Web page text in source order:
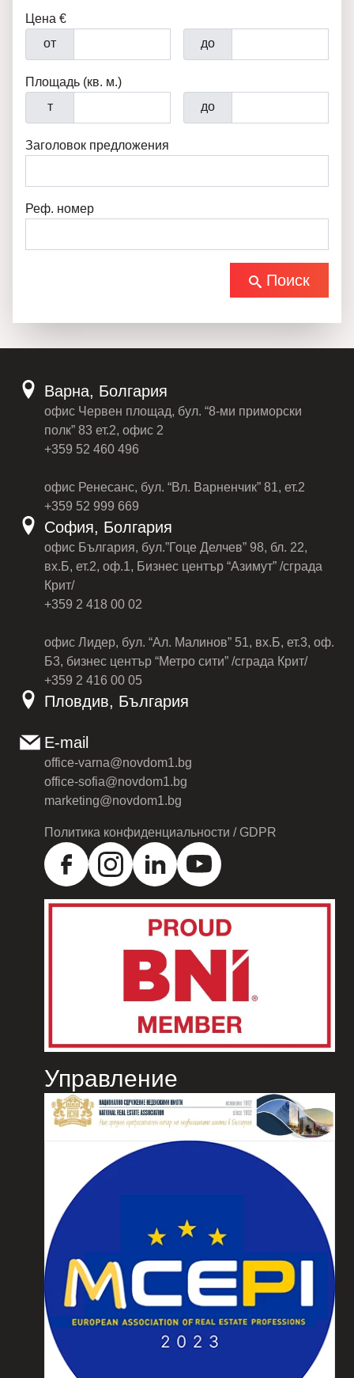
Цена €
от
до
Площадь (кв. м.)
т
до
Заголовок предложения
Реф. номер
Поиск
Варна, Болгария
офис Червен площад, бул. “8-ми приморски
полк” 83 ет.2, офис 2
+359 52 460 496
офис Ренесанс, бул. “Вл. Варненчик” 81, ет.2
+359 52 999 669
София, Болгария
офис България, бул.”Гоце Делчев” 98, бл. 22,
вх.Б, ет.2, оф.1, Бизнес център “Азимут” /сграда
Крит/
+359 2 418 00 02
офис Лидер, бул. “Ал. Малинов” 51, вх.Б, ет.3, оф.
Б3, бизнес център “Метро сити” /сграда Крит/
+359 2 416 00 05
Пловдив, България
E-mail
office-varna@novdom1.bg
office-sofia@novdom1.bg
marketing@novdom1.bg
Политика конфиденциальности / GDPR
Управление